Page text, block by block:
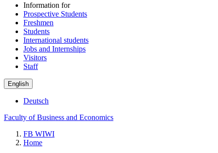
Information for
Prospective Students
Freshmen
Students
International students
Jobs and Internships
Visitors
Staff
English
Deutsch
Faculty of Business and Economics
FB WIWI
Home